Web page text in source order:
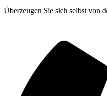
Überzeugen Sie sich selbst von